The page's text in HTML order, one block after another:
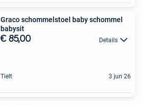
Graco schommelstoel baby schommel
babysit
€ 85,00 Details
Tielt 3 jun 26